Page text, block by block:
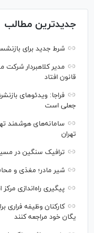
جدیدترین مطالب
شرط جدید برای
قانون افتاد
فراجا: ویدئو‌های
جعلی است
سامانه‌های هوشمند
تهران
ترافیک سنگین در
شیر مادر؛ مغذی و
پیگیری راه‌اندازی
کارکنان وظیفه
یگان خود مراجعه کنند